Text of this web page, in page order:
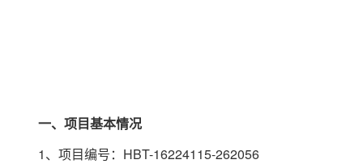
一、项目基本情况
1、项目编号：HBT-16224115-262056